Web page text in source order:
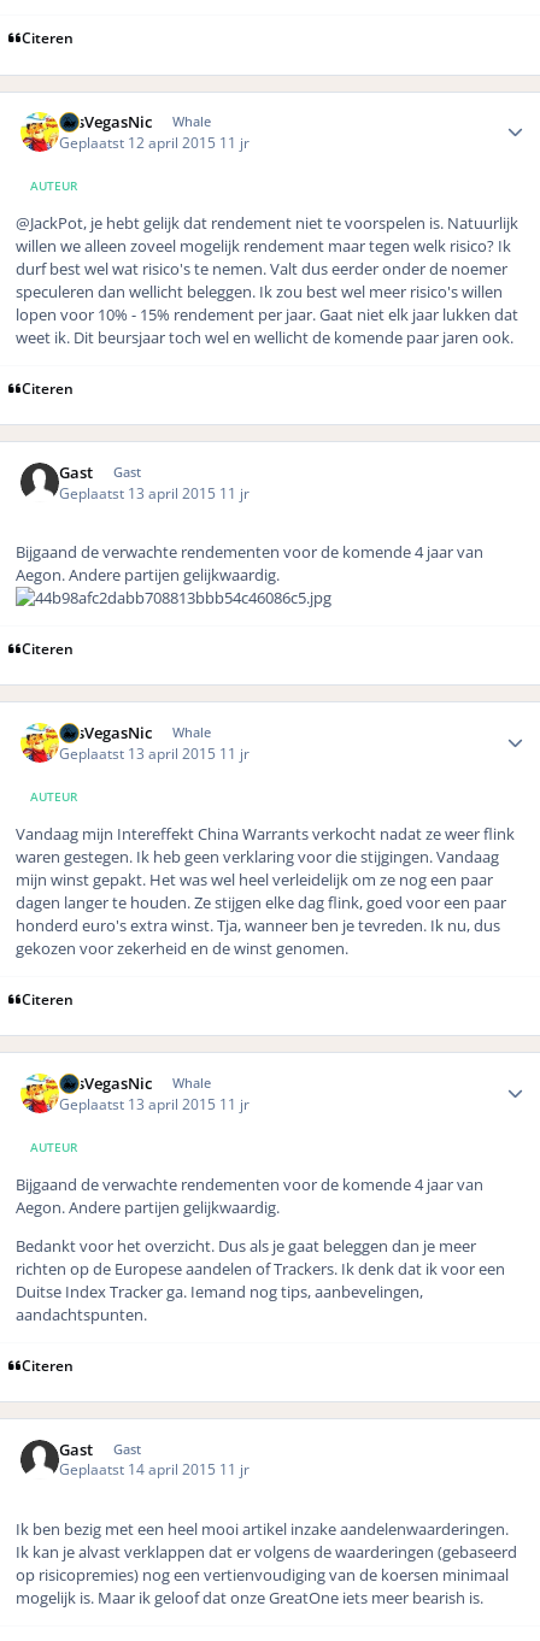
Citeren
LasVegasNic Whale
Geplaatst 12 april 2015 11 jr
AUTEUR
@JackPot, je hebt gelijk dat rendement niet te voorspelen is. Natuurlijk
willen we alleen zoveel mogelijk rendement maar tegen welk risico? Ik
durf best wel wat risico's te nemen. Valt dus eerder onder de noemer
speculeren dan wellicht beleggen. Ik zou best wel meer risico's willen
lopen voor 10% - 15% rendement per jaar. Gaat niet elk jaar lukken dat
weet ik. Dit beursjaar toch wel en wellicht de komende paar jaren ook.
Citeren
Gast Gast
Geplaatst 13 april 2015 11 jr
Bijgaand de verwachte rendementen voor de komende 4 jaar van
Aegon. Andere partijen gelijkwaardig.
Citeren
LasVegasNic Whale
Geplaatst 13 april 2015 11 jr
AUTEUR
Vandaag mijn Intereffekt China Warrants verkocht nadat ze weer flink
waren gestegen. Ik heb geen verklaring voor die stijgingen. Vandaag
mijn winst gepakt. Het was wel heel verleidelijk om ze nog een paar
dagen langer te houden. Ze stijgen elke dag flink, goed voor een paar
honderd euro's extra winst. Tja, wanneer ben je tevreden. Ik nu, dus
gekozen voor zekerheid en de winst genomen.
Citeren
LasVegasNic Whale
Geplaatst 13 april 2015 11 jr
AUTEUR
Bijgaand de verwachte rendementen voor de komende 4 jaar van
Aegon. Andere partijen gelijkwaardig.
Bedankt voor het overzicht. Dus als je gaat beleggen dan je meer
richten op de Europese aandelen of Trackers. Ik denk dat ik voor een
Duitse Index Tracker ga. Iemand nog tips, aanbevelingen,
aandachtspunten.
Citeren
Gast Gast
Geplaatst 14 april 2015 11 jr
Ik ben bezig met een heel mooi artikel inzake aandelenwaarderingen.
Ik kan je alvast verklappen dat er volgens de waarderingen (gebaseerd
op risicopremies) nog een vertienvoudiging van de koersen minimaal
mogelijk is. Maar ik geloof dat onze GreatOne iets meer bearish is.